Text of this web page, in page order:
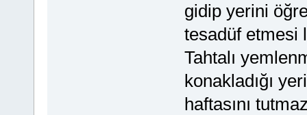
gidip yerini
tesadüf etmesi
Tahtalı
konakladığı
haftasını